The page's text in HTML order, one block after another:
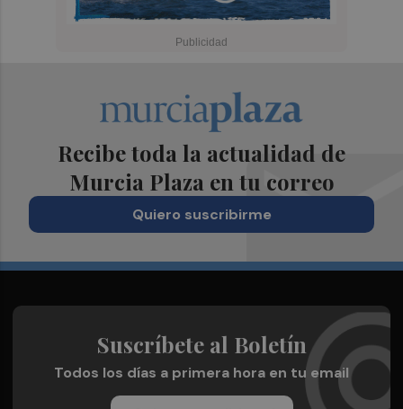
Recibe toda la actualidad de
Murcia Plaza en tu correo
Quiero suscribirme
Suscríbete al Boletín
Todos los días a primera hora en tu email